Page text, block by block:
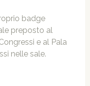
badge
preposto al
e al Pala
nelle sale.